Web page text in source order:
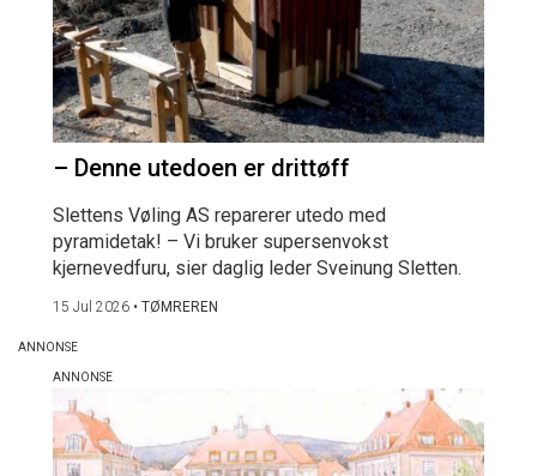
– Denne utedoen er drittøff
Slettens Vøling AS reparerer utedo med
pyramidetak! – Vi bruker supersenvokst
kjernevedfuru, sier daglig leder Sveinung Sletten.
15 Jul 2026 • TØMREREN